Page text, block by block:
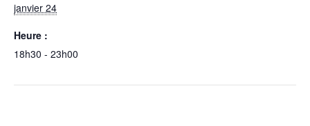
janvier 24
Heure :
18h30 - 23h00